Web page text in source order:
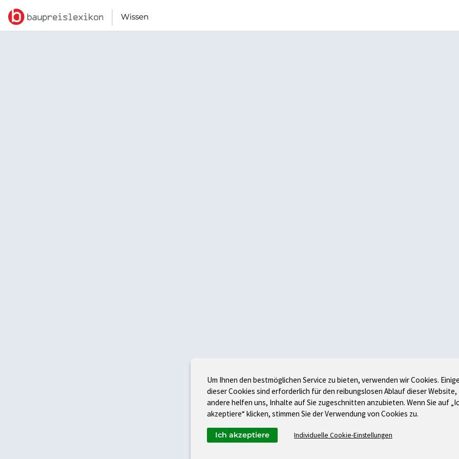
Wissen
Um Ihnen den bestmöglichen Service zu bieten, verwenden wir Cookies.
dieser Cookies sind erforderlich für den reibungslosen Ablauf dieser Website,
andere helfen uns, Inhalte auf Sie zugeschnitten anzubieten. Wenn Sie auf
akzeptiere“ klicken, stimmen Sie der Verwendung von Cookies zu.
Individuelle Cookie-Einstellungen
Ich akzeptiere